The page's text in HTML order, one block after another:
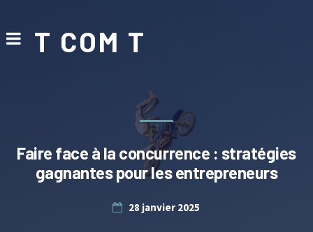
T COM T
Faire face à la concurrence : stratégies
gagnantes pour les entrepreneurs
28 janvier 2025